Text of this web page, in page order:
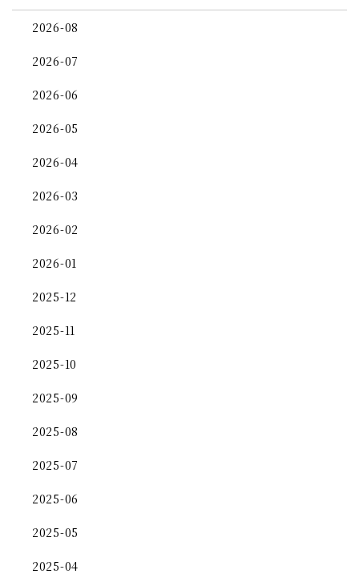
2026-08
2026-07
2026-06
2026-05
2026-04
2026-03
2026-02
2026-01
2025-12
2025-11
2025-10
2025-09
2025-08
2025-07
2025-06
2025-05
2025-04